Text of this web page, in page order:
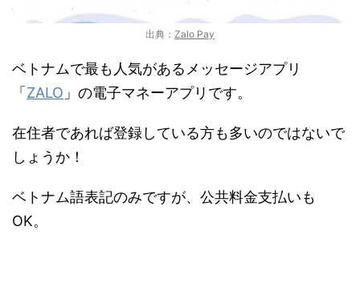
出典： Zalo Pay
ベトナムで最も人気があるメッセージアプリ
「ZALO 」の電子マネーアプリです。
在住者であれば登録している方も多いのではないで
しょうか！
ベトナム語表記のみですが、公共料金支払いも
OK。